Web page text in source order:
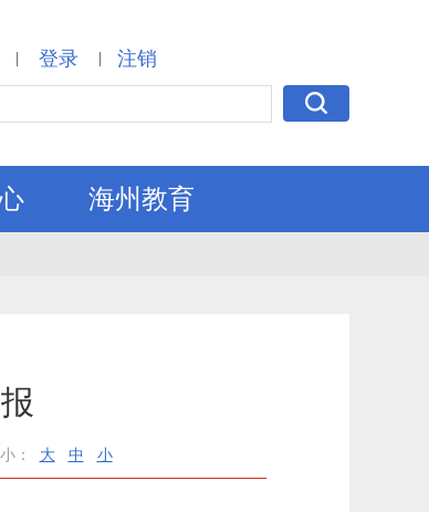
| 登录 | 注销
海州教育
： 大 中 小